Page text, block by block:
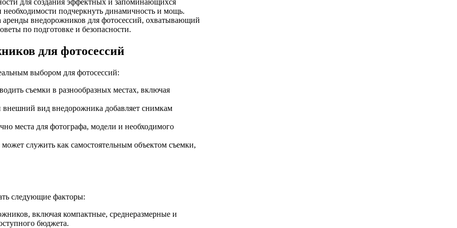
подчеркнуть динамичность и мощь.
аренды внедорожников для фотосессий, охватывающий
по подготовке и безопасности.
для фотосессий
выбором для фотосессий:
съемки в разнообразных местах, включая
вид внедорожника добавляет снимкам
места для фотографа, модели и необходимого
служить как самостоятельным объектом съемки,
следующие факторы:
включая компактные, среднеразмерные и
бюджета.